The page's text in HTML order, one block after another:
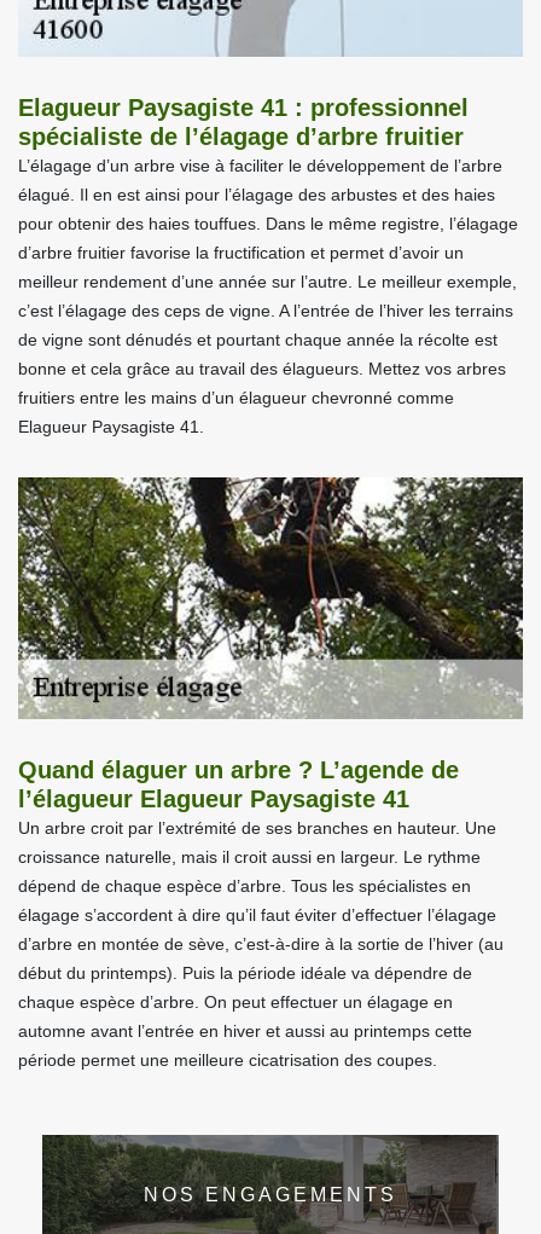
Elagueur Paysagiste 41 : professionnel
spécialiste de l’élagage d’arbre fruitier
L’élagage d’un arbre vise à faciliter le développement de l’arbre
élagué. Il en est ainsi pour l’élagage des arbustes et des haies
pour obtenir des haies touffues. Dans le même registre, l’élagage
d’arbre fruitier favorise la fructification et permet d’avoir un
meilleur rendement d’une année sur l’autre. Le meilleur exemple,
c’est l’élagage des ceps de vigne. A l’entrée de l’hiver les terrains
de vigne sont dénudés et pourtant chaque année la récolte est
bonne et cela grâce au travail des élagueurs. Mettez vos arbres
fruitiers entre les mains d’un élagueur chevronné comme
Elagueur Paysagiste 41.
Quand élaguer un arbre ? L’agende de
l’élagueur Elagueur Paysagiste 41
Un arbre croit par l’extrémité de ses branches en hauteur. Une
croissance naturelle, mais il croit aussi en largeur. Le rythme
dépend de chaque espèce d’arbre. Tous les spécialistes en
élagage s’accordent à dire qu’il faut éviter d’effectuer l’élagage
d’arbre en montée de sève, c’est-à-dire à la sortie de l’hiver (au
début du printemps). Puis la période idéale va dépendre de
chaque espèce d’arbre. On peut effectuer un élagage en
automne avant l’entrée en hiver et aussi au printemps cette
période permet une meilleure cicatrisation des coupes.
NOS ENGAGEMENTS